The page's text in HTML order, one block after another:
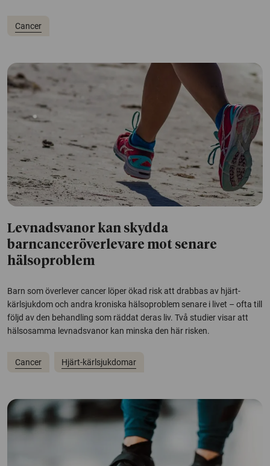
Cancer
Levnadsvanor kan skydda
barncanceröverlevare mot senare
hälsoproblem
Barn som överlever cancer löper ökad risk att drabbas av hjärt-
kärlsjukdom och andra kroniska hälsoproblem senare i livet – ofta till
följd av den behandling som räddat deras liv. Två studier visar att
hälsosamma levnadsvanor kan minska den här risken.
Cancer Hjärt-kärlsjukdomar